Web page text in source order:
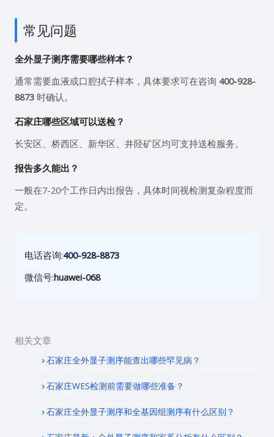
常见问题
全外显子测序需要哪些样本？
通常需要血液或口腔拭子样本，具体要求可在咨询 400-928-
8873时确认。
石家庄哪些区域可以送检？
长安区、桥西区、新华区、井陉矿区均可支持送检服务。
报告多久能出？
一般在7-20个工作日内出报告，具体时间视检测复杂程度而
定。
电话咨询:400-928-8873
微信号:huawei-068
相关文章
石家庄全外显子测序能查出哪些罕见病？
石家庄WES检测前需要做哪些准备？
石家庄全外显子测序和全基因组测序有什么区别？